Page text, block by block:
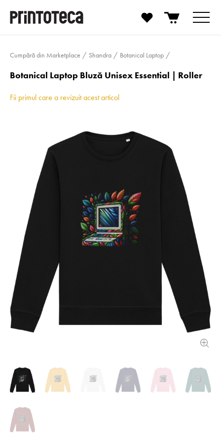
Cumpără din Marketplace Shandra Botanical Laptop
Botanical Laptop Bluză Unisex Essential | Roller
Fii primul care a revizuit acest articol